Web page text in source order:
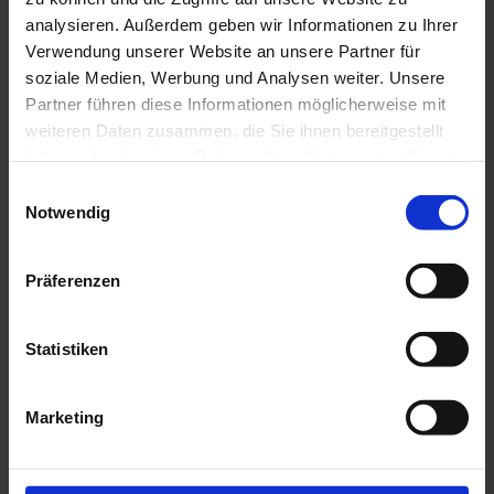
analysieren. Außerdem geben wir Informationen zu Ihrer
Verwendung unserer Website an unsere Partner für
soziale Medien, Werbung und Analysen weiter. Unsere
Partner führen diese Informationen möglicherweise mit
weiteren Daten zusammen, die Sie ihnen bereitgestellt
Notwendig
Präferenzen
Statistiken
Marketing
Das Restaurant Paularei ist die perfekte Location für jegliche
Events